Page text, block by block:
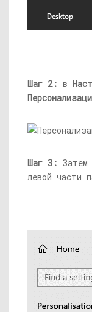
Шаг 2: в
Шаг 3: Затем
левой части